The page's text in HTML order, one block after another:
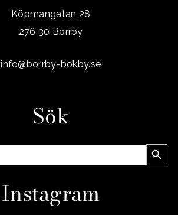
Köpmangatan 28
276 30 Borrby
info@borrby-bokby.se
Sök
Instagram